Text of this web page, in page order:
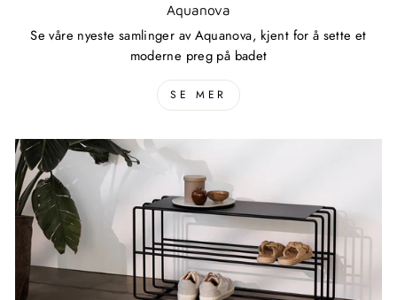
Aquanova
Se våre nyeste samlinger av Aquanova, kjent for å sette et
moderne preg på badet
SE MER